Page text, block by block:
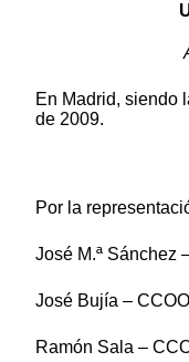
En Madrid, siendo
de 2009.
Por la
José M.ª Sánchez
José Bujía –
Ramón Sala –